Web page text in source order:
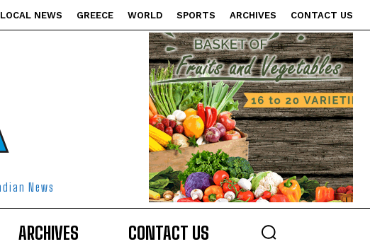
LOCAL NEWS GREECE WORLD SPORTS ARCHIVES CONTACT US
News
ARCHIVES CONTACT US